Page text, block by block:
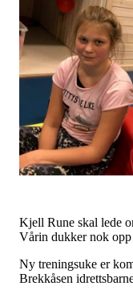
Kjell Rune skal lede
Vårin dukker nok opp
Ny treningsuke er
Brekkåsen